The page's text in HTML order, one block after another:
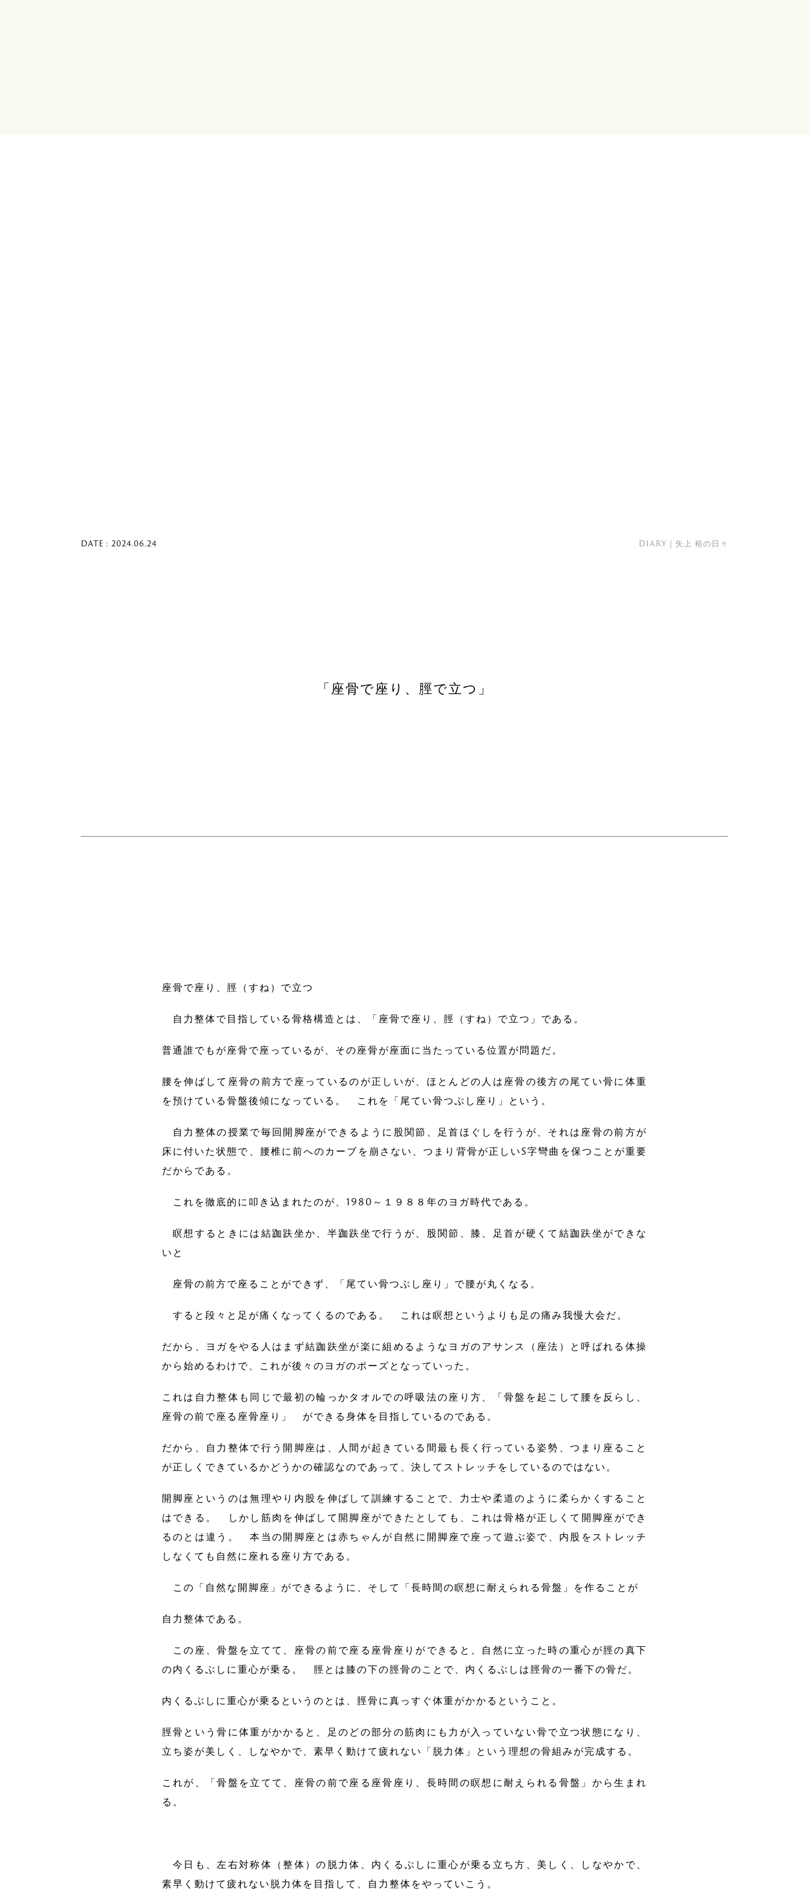
DATE : 2024.06.24 DIARY｜矢上 裕の日々
「座骨で座り、脛で立つ」
座骨で座り、脛（すね）で立つ
自力整体で目指している骨格構造とは、「座骨で座り、脛（すね）で立つ」である。
普通誰でもが座骨で座っているが、その座骨が座面に当たっている位置が問題だ。
腰を伸ばして座骨の前方で座っているのが正しいが、ほとんどの人は座骨の後方の尾てい骨に体重
を預けている骨盤後傾になっている。 これを「尾てい骨つぶし座り」という。
自力整体の授業で毎回開脚座ができるように股関節、足首ほぐしを行うが、それは座骨の前方が
床に付いた状態で、腰椎に前へのカーブを崩さない、つまり背骨が正しいS字彎曲を保つことが重要
だからである。
これを徹底的に叩き込まれたのが、1980～１９８８年のヨガ時代である。
瞑想するときには結跏趺坐か、半跏趺坐で行うが、股関節、膝、足首が硬くて結跏趺坐ができな
いと
座骨の前方で座ることができず、「尾てい骨つぶし座り」で腰が丸くなる。
すると段々と足が痛くなってくるのである。 これは瞑想というよりも足の痛み我慢大会だ。
だから、ヨガをやる人はまず結跏趺坐が楽に組めるようなヨガのアサンス（座法）と呼ばれる体操
から始めるわけで、これが後々のヨガのポーズとなっていった。
これは自力整体も同じで最初の輪っかタオルでの呼吸法の座り方、「骨盤を起こして腰を反らし、
座骨の前で座る座骨座り」 ができる身体を目指しているのである。
だから、自力整体で行う開脚座は、人間が起きている間最も長く行っている姿勢、つまり座ること
が正しくできているかどうかの確認なのであって、決してストレッチをしているのではない。
開脚座というのは無理やり内股を伸ばして訓練することで、力士や柔道のように柔らかくすること
はできる。 しかし筋肉を伸ばして開脚座ができたとしても、これは骨格が正しくて開脚座ができ
るのとは違う。 本当の開脚座とは赤ちゃんが自然に開脚座で座って遊ぶ姿で、内股をストレッチ
しなくても自然に座れる座り方である。
この「自然な開脚座」ができるように、そして「長時間の瞑想に耐えられる骨盤」を作ることが
自力整体である。
この座、骨盤を立てて、座骨の前で座る座骨座りができると、自然に立った時の重心が脛の真下
の内くるぶしに重心が乗る。 脛とは膝の下の脛骨のことで、内くるぶしは脛骨の一番下の骨だ。
内くるぶしに重心が乗るというのとは、脛骨に真っすぐ体重がかかるということ。
脛骨という骨に体重がかかると、足のどの部分の筋肉にも力が入っていない骨で立つ状態になり、
立ち姿が美しく、しなやかで、素早く動けて疲れない「脱力体」という理想の骨組みが完成する。
これが、「骨盤を立てて、座骨の前で座る座骨座り、長時間の瞑想に耐えられる骨盤」から生まれ
る。
今日も、左右対称体（整体）の脱力体、内くるぶしに重心が乗る立ち方、美しく、しなやかで、
素早く動けて疲れない脱力体を目指して、自力整体をやっていこう。